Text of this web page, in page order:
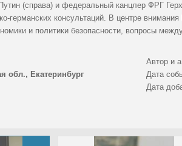
(справа) и федеральный канцлер ФРГ
германских консультаций. В центре
и политики безопасности, вопросы
Автор и
обл., Екатеринбург Дата
Дата